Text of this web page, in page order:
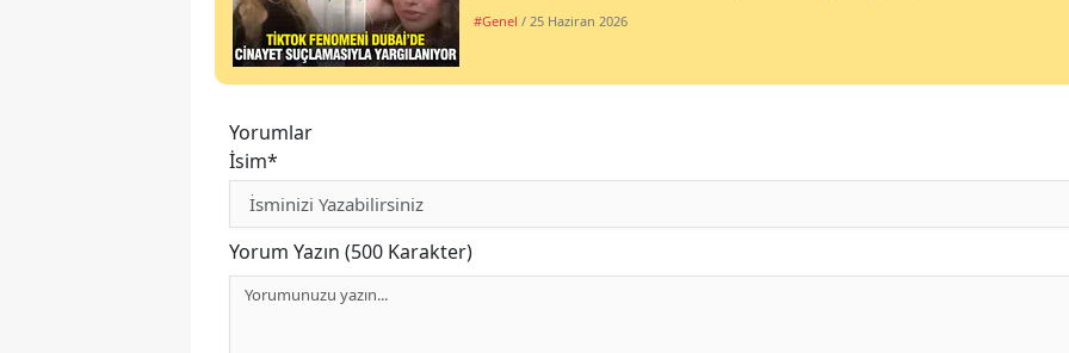
#Genel / 25 Haziran 2026
Yorumlar
İsim*
Yorum Yazın (500 Karakter)